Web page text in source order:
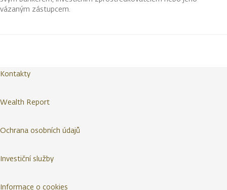
vázaným zástupcem.
Kontakty
Wealth Report
Ochrana osobních údajů
Investiční služby
Informace o cookies